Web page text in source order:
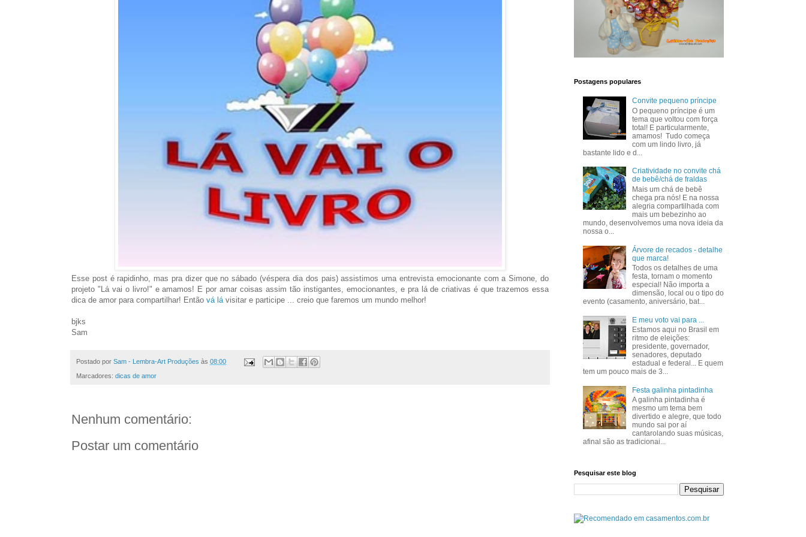
Esse post é rapidinho, mas pra dizer que no sábado (véspera dia dos pais) assistimos uma entrevista emocionante com a Simone, do
projeto "Lá vai o livro!" e amamos! E por amar coisas assim tão instigantes, emocionantes, e pra lá de criativas é que trazemos essa
dica de amor para compartilhar! Então vá lávisitar e participe ... creio que faremos um mundo melhor!
bjks
Sam
Postado por Sam - Lembra-Art Produções às 08:00
Marcadores: dicas de amor
Nenhum comentário:
Postar um comentário
Postagens populares
Convite pequeno príncipe
O pequeno príncipe é um
tema que voltou com força
total! E particularmente,
amamos! Tudo começa
com um lindo livro, já
bastante lido e d...
Criatividade no convite chá
de bebê/chá de fraldas
Mais um chá de bebê
chega pra nós! E na nossa
alegria compartilhada com
mais um bebezinho ao
mundo, desenvolvemos uma nova ideia da
nossa o...
Árvore de recados - detalhe
que marca!
Todos os detalhes de uma
festa, tornam o momento
especial! Não importa a
dimensão, local ou o tipo do
evento (casamento, aniversário, bat...
E meu voto vai para ...
Estamos aqui no Brasil em
ritmo de eleições:
presidente, governador,
senadores, deputado
estadual e federal... E quem
tem um pouco mais de 3...
Festa galinha pintadinha
A galinha pintadinha é
mesmo um tema bem
divertido e alegre, que todo
mundo sai por aí
cantarolando suas músicas,
afinal são as tradicionai...
Pesquisar este blog